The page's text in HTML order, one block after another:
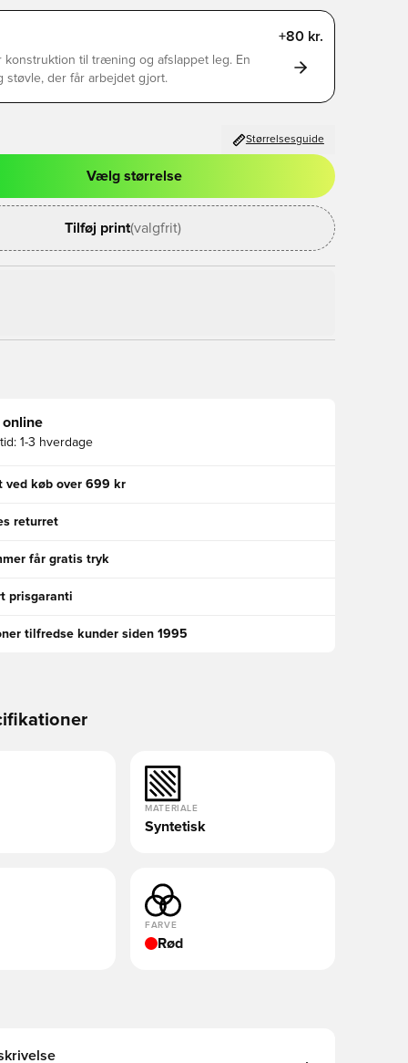
+80 kr.
konstruktion til træning og afslappet leg. En
støvle, der får arbejdet gjort.
Størrelsesguide
til at logge ind eller tilmelde dig som medlem
Vælg størrelse
Tilføj print(valgfrit)
online
1-3 hverdage
ved køb over 699 kr
returret
får gratis tryk
prisgaranti
tilfredse kunder siden 1995
MATERIALE
Syntetisk
FARVE
Rød